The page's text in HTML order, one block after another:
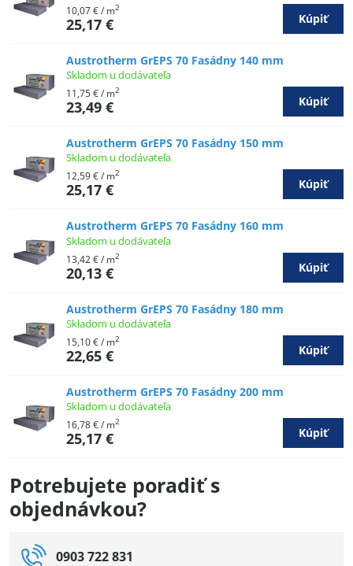
25,17 €
10,07 €/ m2
Kúpiť
Austrotherm GrEPS 70 Fasádny 140 mm
Skladom u dodávateľa
23,49 €
11,75 €/ m2
Kúpiť
Austrotherm GrEPS 70 Fasádny 150 mm
Skladom u dodávateľa
25,17 €
12,59 €/ m2
Kúpiť
Austrotherm GrEPS 70 Fasádny 160 mm
Skladom u dodávateľa
20,13 €
13,42 €/ m2
Kúpiť
Austrotherm GrEPS 70 Fasádny 180 mm
Skladom u dodávateľa
22,65 €
15,10 €/ m2
Kúpiť
Austrotherm GrEPS 70 Fasádny 200 mm
Skladom u dodávateľa
25,17 €
16,78 €/ m2
Kúpiť
Potrebujete poradiť s
objednávkou?
0903 722 831